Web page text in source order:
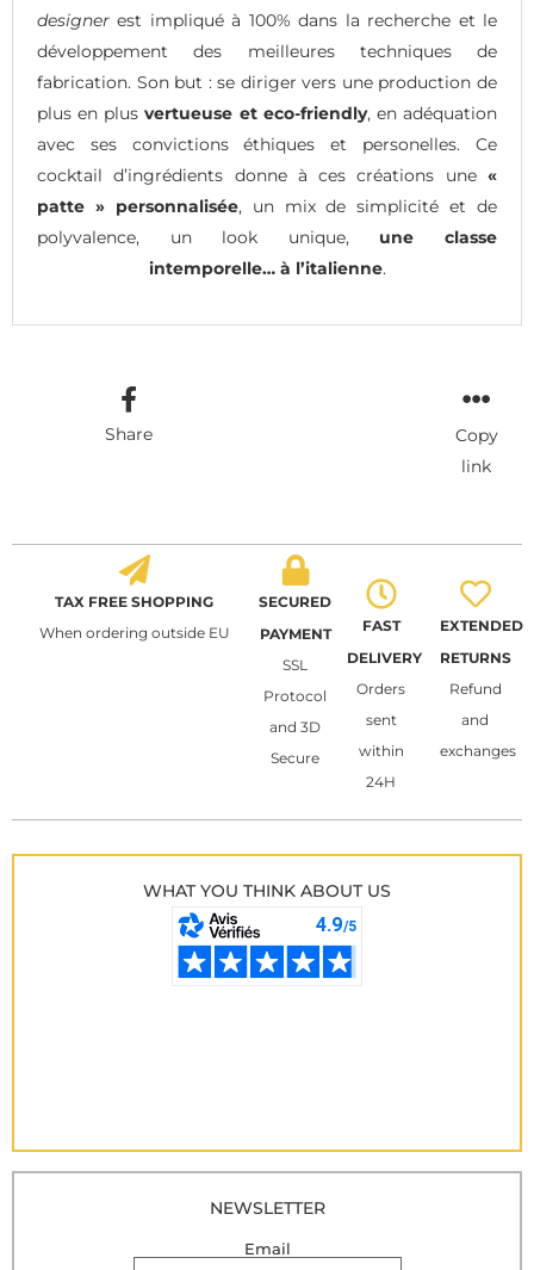
designer est impliqué à 100% dans la recherche et le
développement des meilleures techniques de
fabrication. Son but : se diriger vers une production de
plus en plusvertueuse et eco-friendly, en adéquation
avec ses convictions éthiques et personelles. Ce
cocktail d’ingrédients donne à ces créations une «
patte » personnalisée, un mix de simplicité et de
polyvalence, un look unique, une classe
intemporelle… à l’italienne.
Share
Copy
link
TAX FREE SHOPPING
When ordering outside EU
SECURED
PAYMENT
SSL
Protocol
and 3D
Secure
FAST
DELIVERY
Orders
sent
within
24H
EXTENDED
RETURNS
Refund
and
exchanges
WHAT YOU THINK ABOUT US
NEWSLETTER
Email